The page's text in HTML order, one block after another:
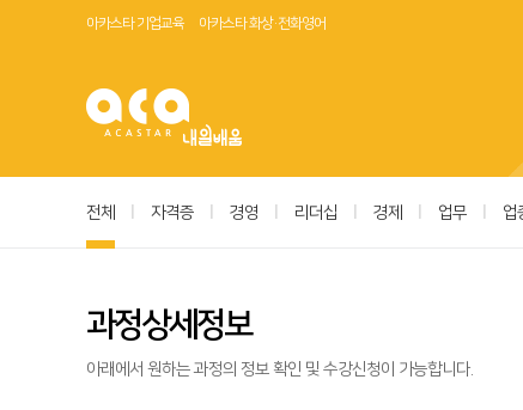
아카스타 기업교육 아카스타 화상·전화영어
전체 자격증 경영 리더십 경제 업무 업
과정상세정보
아래에서 원하는 과정의 정보 확인 및 수강신청이 가능합니다.